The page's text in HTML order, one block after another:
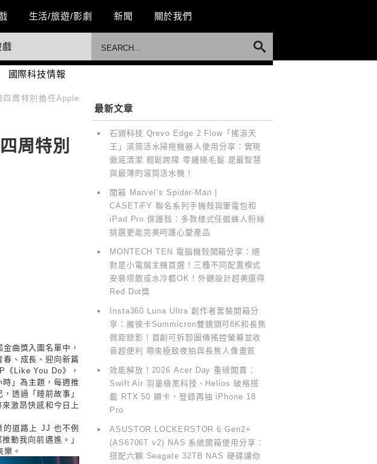
生活/旅遊/影劇 新聞 關於我們
戲
國際科技情報
四周特別擔任Apple
周特別
金曲獎入圍名單中，
春、成長、迎向新篇
《 Like You Do》，
時」為主題，每週推
透過「睡前故事」
激昂快感和今日上
的道路上 JJ 也不例
動我向前邁進。」
。
最新文章
石頭科技 Qrevo Edge 2 Flow「搖滾天
王」滾筒活水掃拖機器人使用分享：實現
徹底清潔 輕鬆跨障 零纏繞毛髮 是最智慧
與最薄的滾筒活水機！
開箱 Marvel’s Spider-Man |
CASETiFY 聯名系列手機殼與筆電包和
iPad Pro 保護殼：多款樣式任蜘蛛人粉絲
挑選更能完美呵護心愛產品
MONTECH TEN 電腦機殼開箱分享：絕
對是小電腦主機首選！三種不同配置模式
安裝塔散或水冷都OK！外觀設計超美還得
Red Dot獎
Insta360 Luna Ultra 創作者套裝開箱分
享：擁徠卡Summicron雙鏡頭可8K和長焦
微距錄影！首創可拆卸圖傳搖控螢幕並收
音超便利 帶來極致夜拍與長焦人像畫質
效能解放！2026 Acer Day 重磅開賣：
Swift Air 羽量級黑科技、Helios 破格搭
載 RTX 50 顯卡，登錄再抽 iPhone 18
Pro
ASUSTOR LOCKERSTOR 6 Gen2+
(AS6706T v2) NAS 系統開箱使用分享：
搭配六顆 Seagate 32TB NAS 硬碟讓你